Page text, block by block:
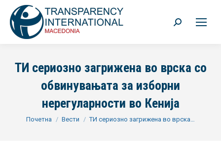
Search:
ТИ сериозно загрижена во врска со
обвинувањата за изборни
нерегуларности во Кенија
You are here:
Почетна Вести ТИ сериозно загрижена во врска…